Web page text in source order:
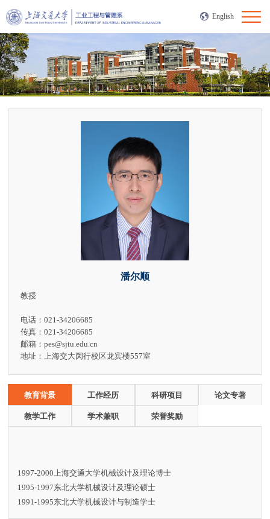
English
潘尔顺
教授
电话：021-34206685
传真：021-34206685
邮箱：pes@sjtu.edu.cn
地址：上海交大闵行校区龙宾楼557室
教育背景 工作经历 科研项目 论文专著
教学工作 学术兼职 荣誉奖励
1997-2000上海交通大学机械设计及理论博士
1995-1997东北大学机械设计及理论硕士
1991-1995东北大学机械设计与制造学士